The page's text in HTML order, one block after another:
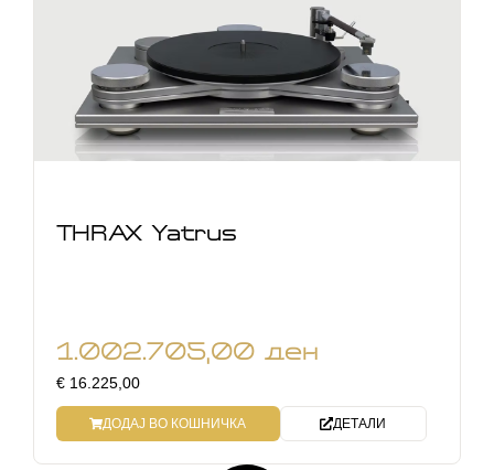
THRAX Yatrus
1.002.705,00 ден
€ 16.225,00
ДОДАЈ ВО КОШНИЧКА ДЕТАЛИ